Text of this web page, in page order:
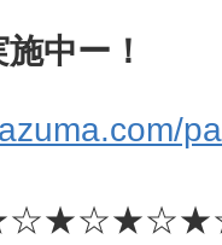
中ー！